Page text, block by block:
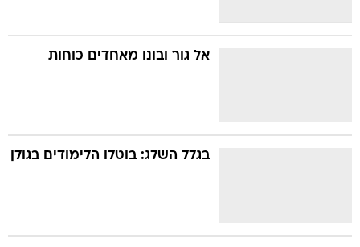
אל גור ובונו מאחדים כוחות
בגלל השלג: בוטלו הלימודים בגולן